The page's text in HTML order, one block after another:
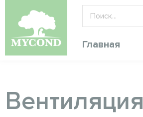
Главная
Вентиляция